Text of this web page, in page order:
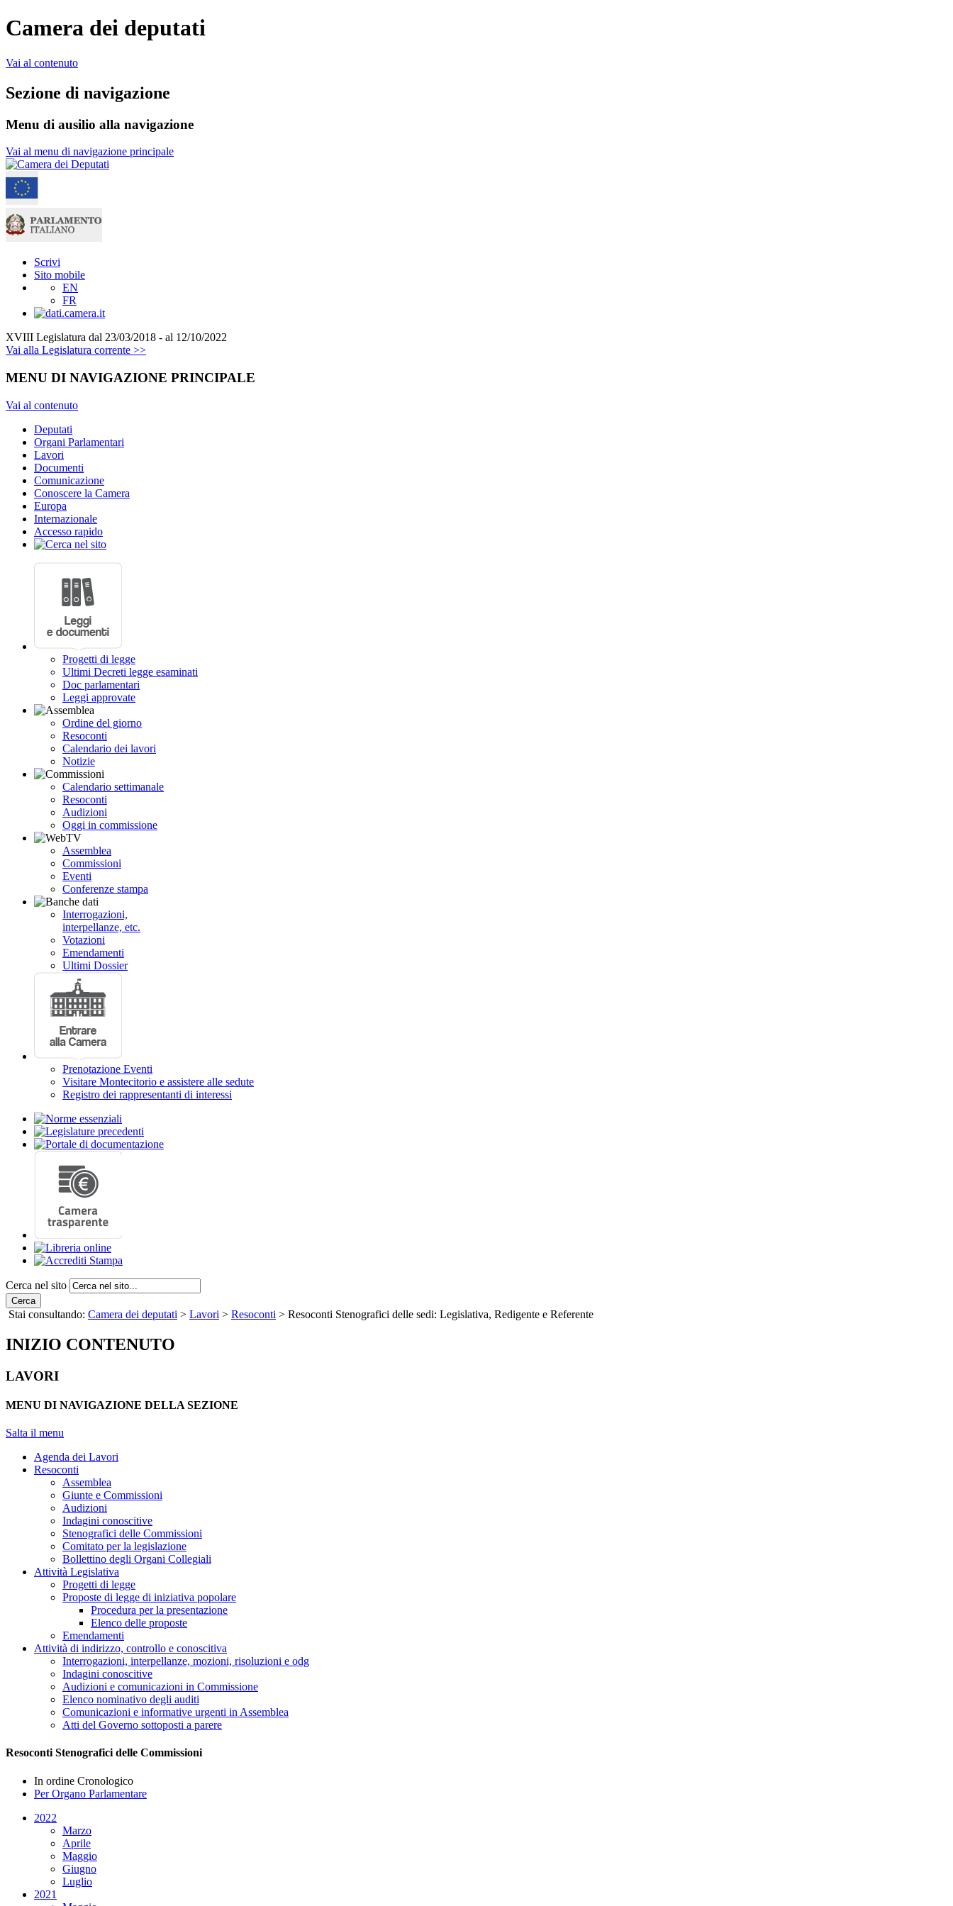
Camera dei deputati
Vai al contenuto
Sezione di navigazione
Menu di ausilio alla navigazione
Vai al menu di navigazione principale
Scrivi
Sito mobile
EN
FR
XVIII Legislatura dal 23/03/2018 - al 12/10/2022
Vai alla Legislatura corrente >>
MENU DI NAVIGAZIONE PRINCIPALE
Vai al contenuto
Deputati
Organi Parlamentari
Lavori
Documenti
Comunicazione
Conoscere la Camera
Europa
Internazionale
Accesso rapido
Progetti di legge
Ultimi Decreti legge esaminati
Doc parlamentari
Leggi approvate
Ordine del giorno
Resoconti
Calendario dei lavori
Notizie
Calendario settimanale
Resoconti
Audizioni
Oggi in commissione
Assemblea
Commissioni
Eventi
Conferenze stampa
Interrogazioni,
interpellanze, etc.
Votazioni
Emendamenti
Ultimi Dossier
Prenotazione Eventi
Visitare Montecitorio e assistere alle sedute
Registro dei rappresentanti di interessi
Cerca nel sito
Cerca
Stai consultando: Camera dei deputati > Lavori > Resoconti > Resoconti Stenografici delle sedi: Legislativa, Redigente e Referente
INIZIO CONTENUTO
LAVORI
MENU DI NAVIGAZIONE DELLA SEZIONE
Salta il menu
Agenda dei Lavori
Resoconti
Assemblea
Giunte e Commissioni
Audizioni
Indagini conoscitive
Stenografici delle Commissioni
Comitato per la legislazione
Bollettino degli Organi Collegiali
Attività Legislativa
Progetti di legge
Proposte di legge di iniziativa popolare
Procedura per la presentazione
Elenco delle proposte
Emendamenti
Attività di indirizzo, controllo e conoscitiva
Interrogazioni, interpellanze, mozioni, risoluzioni e odg
Indagini conoscitive
Audizioni e comunicazioni in Commissione
Elenco nominativo degli auditi
Comunicazioni e informative urgenti in Assemblea
Atti del Governo sottoposti a parere
Resoconti Stenografici delle Commissioni
In ordine Cronologico
Per Organo Parlamentare
2022
Marzo
Aprile
Maggio
Giugno
Luglio
2021